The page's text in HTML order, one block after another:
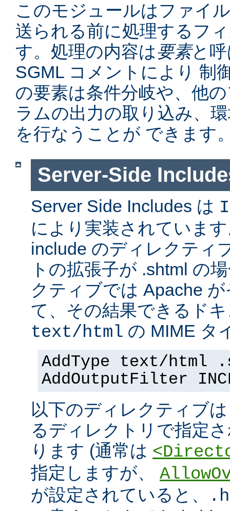
このモジュールはファイ
送られる前に処理するフ
す。処理の内容は要素と
SGML コメントにより 制
の要素は条件分岐や、他
ラムの出力の取り込み、
を行なうことが できます
Server-Side
Server Side Includes は
により実装されていま
include のディレクティ
トの拡張子が .shtml の
クティブでは Apache
て、その結果できるド
text/html の MIME タ
AddType text/html
AddOutputFilter
以下のディレクティブ
るディレクトリで指定
ります (通常は
指定しますが、
が設定されていると、